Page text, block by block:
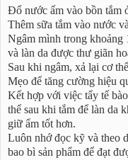
Đổ nước ấm vào bồn tắm
Thêm sữa tắm vào nước
Ngâm mình trong khoảng
và làn da được thư giãn
Sau khi ngâm, xả lại cơ
Mẹo để tăng cường hiệu
Kết hợp với việc tẩy tế
thể sau khi tắm để làn da
giữ ẩm tốt hơn.
Luôn nhớ đọc kỹ và theo
bao bì sản phẩm để đạt